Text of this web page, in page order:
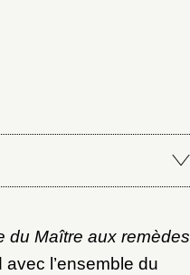
du Maître aux remèdes
avec l’ensemble du